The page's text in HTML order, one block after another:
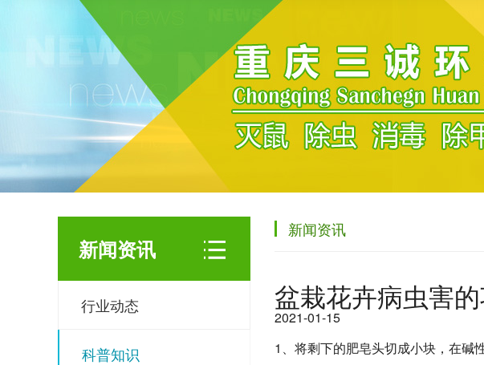
新闻资讯
行业动态
科普知识
新闻资讯
盆栽花卉病虫害
2021-01-15
1、将剩下的肥皂头切成小块，在碱